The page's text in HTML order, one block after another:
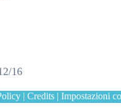
16
| Credits | Impostazioni